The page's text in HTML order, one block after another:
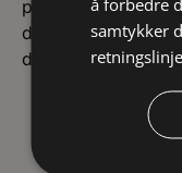
prisen på
devaluering,
de selv ikke er
Det tas
katalogene.
samtykker